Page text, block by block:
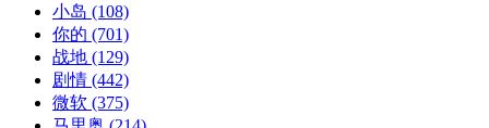
小岛 (108)
你的 (701)
战地 (129)
剧情 (442)
微软 (375)